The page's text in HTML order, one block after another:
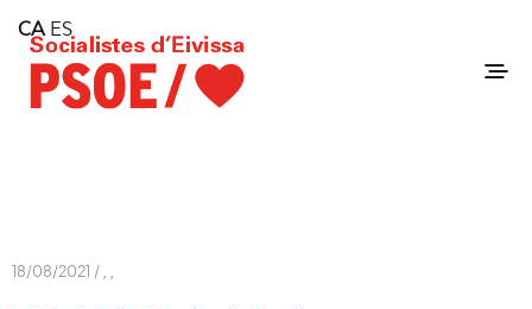
Consell Insular d'Eivissa
Services
Contact
18/08/2021 / , ,
CA ES